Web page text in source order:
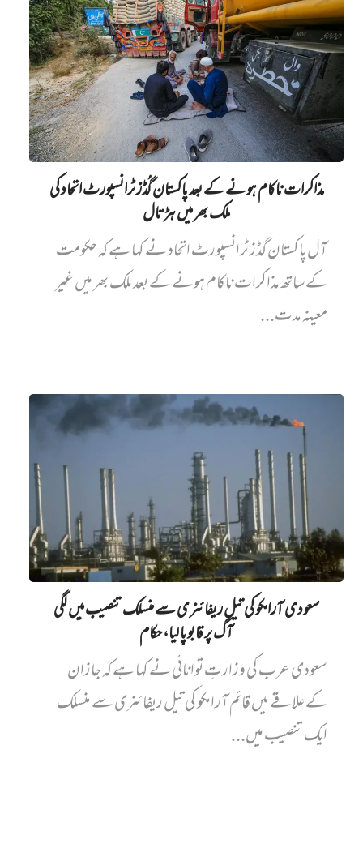
مذاکرات ناکام ہونے کے بعد پاکستان گُڈز ٹرانسپورٹ اتحاد کی
ملک بھر میں ہڑتال
آل پاکستان گڈز ٹرانسپورٹ اتحاد نے کہا ہے کہ حکومت
کے ساتھ مذاکرات ناکام ہونے کے بعد ملک بھر میں غیر
معینہ مدت...
سعودی آرامکو کی تیل ریفائنری سے منسلک تنصیب میں‌ لگی
آگ پر قابو پا لیا، حکام
سعودی عرب کی وزارتِ توانائی نے کہا ہے کہ جازان
کے علاقے میں قائم آرامکو کی تیل ریفائنری سے منسلک
ایک تنصیب میں...